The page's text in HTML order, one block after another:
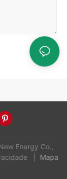
Energy Co.,
Mapa